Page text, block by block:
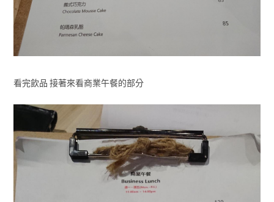
看完飲品 接著來看商業午餐的部分